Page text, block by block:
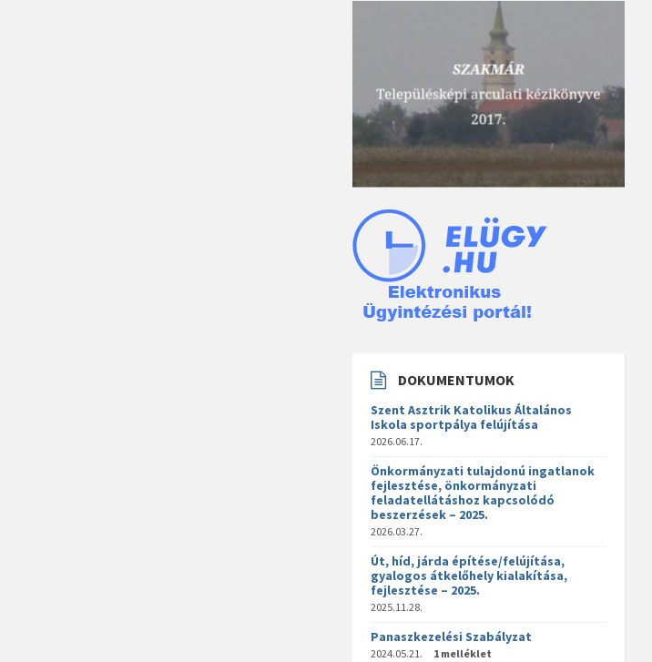
DOKUMENTUMOK
Szent Asztrik Katolikus Általános
Iskola sportpálya felújítása
2026.06.17.
Önkormányzati tulajdonú ingatlanok
fejlesztése, önkormányzati
feladatellátáshoz kapcsolódó
beszerzések – 2025.
2026.03.27.
Út, híd, járda építése/felújítása,
gyalogos átkelőhely kialakítása,
fejlesztése – 2025.
2025.11.28.
Panaszkezelési Szabályzat
2024.05.21. 1 melléklet